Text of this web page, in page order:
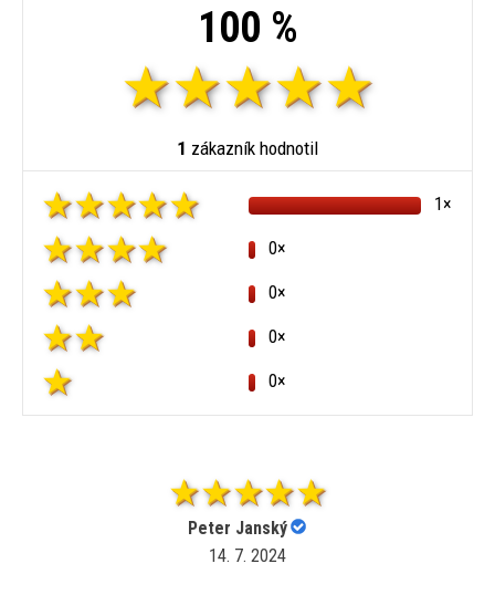
100 %
1 zákazník hodnotil
1×
0×
0×
0×
0×
Peter Janský
14. 7. 2024